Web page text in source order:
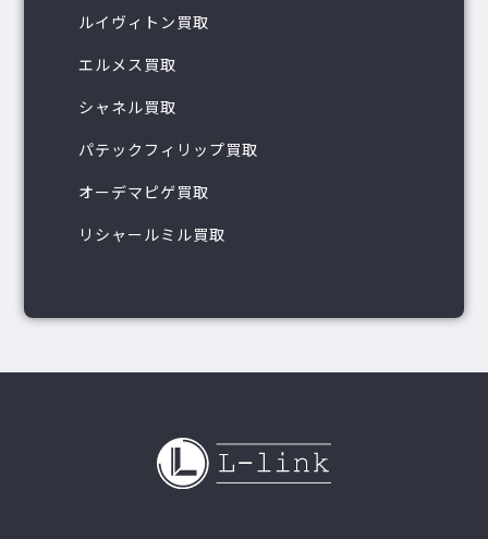
ルイヴィトン買取
エルメス買取
シャネル買取
パテックフィリップ買取
オーデマピゲ買取
リシャールミル買取